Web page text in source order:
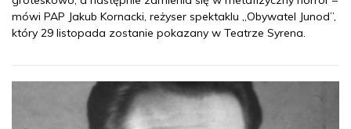
mówi PAP Jakub Kornacki, reżyser spektaklu „Obywatel Junod”,
który 29 listopada zostanie pokazany w Teatrze Syrena.